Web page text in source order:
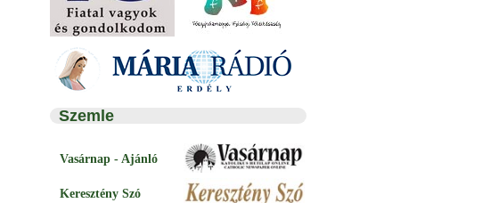
Szemle
Vasárnap - Ajánló
Keresztény Szó